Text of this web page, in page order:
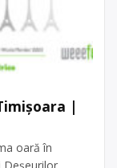
|
oară în